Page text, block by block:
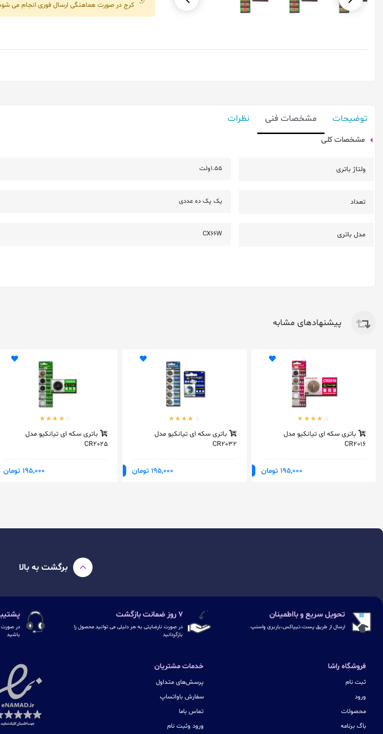
کرج در صورت هماهنگی ارسال فوری انجام می
توضیحات مشخصات فنی نظرات
مشخصات کلی
ولتاژ باتری 1.55ولت
تعداد یک پک ده عددی
مدل باتری CX66W
پیشنهادهای مشابه
باتری سکه ای تیانکیو مدل
CR2016
195,000 تومان
باتری سکه ای تیانکیو مدل
CR2032
195,000 تومان
باتری سکه ای تیانکیو مدل
CR2025
195,000 تومان
برگشت به بالا
تحویل سریع و بااطمینان
ارسال از طریق پست،تیپاکس،باربری واسنپ
۷ روز ضمانت بازگشت
در صورت نارضایتی به هر دلیلی می توانید محصول را
بازگردانید
پشتیبانی
در صورت
باشید
فروشگاه راشا
ثبت نام
ورود
محصولات
باگ برنامه
خدمات مشتریان
پرسش‌های متداول
سفارش باواتساپ
تماس باما
ورود وثبت نام